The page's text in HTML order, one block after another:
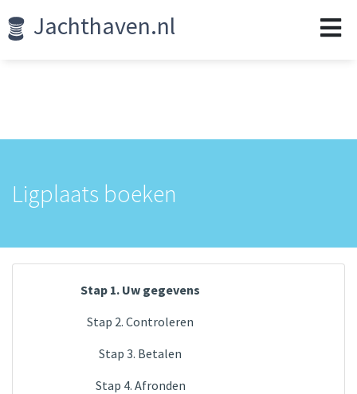
Jachthaven.nl
Ligplaats boeken
Stap 1. Uw gegevens
Stap 2. Controleren
Stap 3. Betalen
Stap 4. Afronden